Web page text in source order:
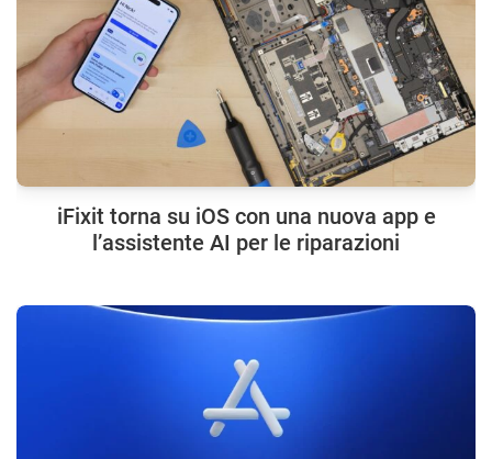
iFixit torna su iOS con una nuova app e
l’assistente AI per le riparazioni